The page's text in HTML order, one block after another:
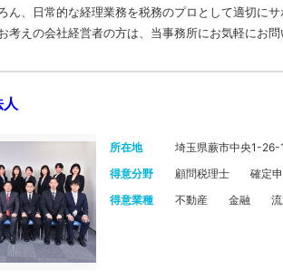
ん、日常的な経理業務を税務のプロとして適切に
考えの会社経営者の方は、当事務所にお気軽にお問
所在地
埼玉県蕨市中央1-
得意分野
顧問税理士 確定
得意業種
不動産 金融